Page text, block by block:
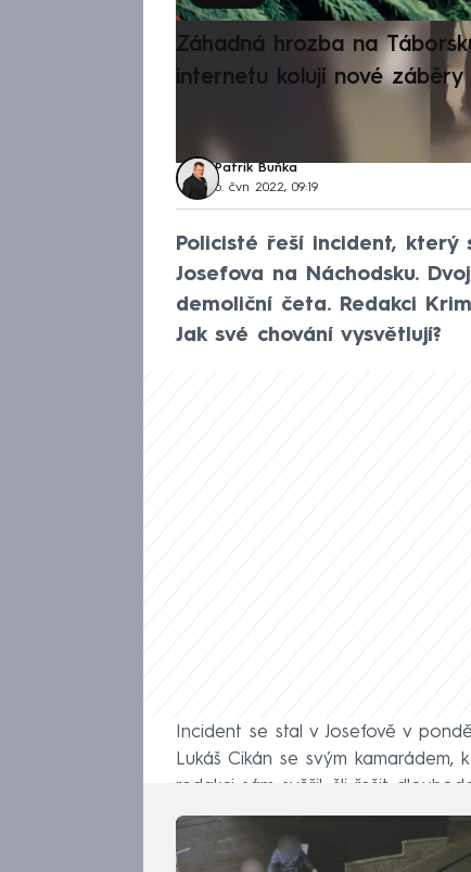
Záhadná hrozba na
internetu kolují nové záběry
Patrik Buňka
6. čvn 2022, 09:19
Policisté řeší incident,
Josefova na Náchodsku.
demoliční četa. Redakci
Jak své chování vysvětlují?
Incident se stal v Josefově v
Lukáš Cikán se svým
redakci sám svěřil, šli řešit